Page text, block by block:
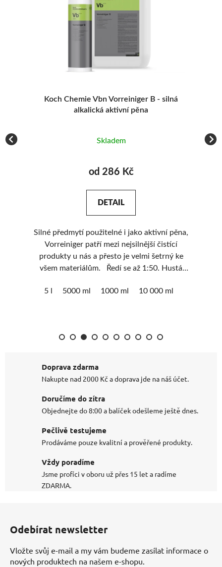
Koch Chemie Vbn Vorreiniger B - silná
alkalická aktivní pěna
Skladem
od 286 Kč
DETAIL
Silné předmytí použitelné i jako aktivní pěna,
Vorreiniger patří mezi nejsilnější čistící
produkty u nás a přesto je velmi šetrný ke
všem materiálům. Ředí se až 1:50. Hustá
5 l
5000 ml 1000 ml 10 000 ml
Doprava zdarma
Nakupte nad 2000 Kč a doprava jde na náš účet.
Doručíme do zítra
Objednejte do 8:00 a balíček odešleme ještě dnes.
Pečlivě testujeme
Prodáváme pouze kvalitní a prověřené produkty.
Vždy poradíme
Jsme profíci v oboru už přes 15 let a radíme
ZDARMA.
Odebírat newsletter
Vložte svůj e-mail a my vám budeme zasílat informace o
nových produktech na našem e-shopu.